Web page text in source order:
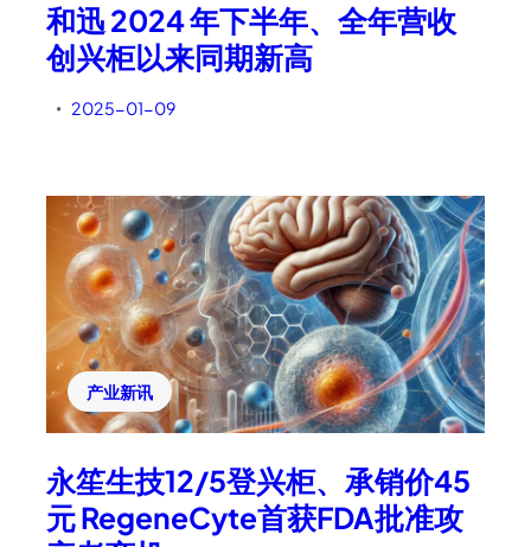
和迅 2024 年下半年、全年营收
创兴柜以来同期新高
• 2025-01-09
产业新讯
永笙生技12/5登兴柜、承销价45
元 RegeneCyte首获FDA批准攻